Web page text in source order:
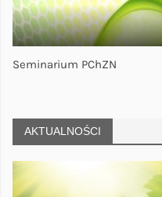
Seminarium PChZN
AKTUALNOŚCI